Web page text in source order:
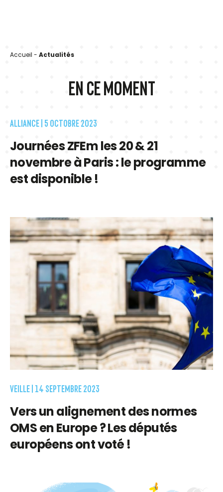
Accueil - Actualités
EN CE MOMENT
ALLIANCE | 5 OCTOBRE 2023
Journées ZFEm les 20 & 21
novembre à Paris : le programme
est disponible !
VEILLE | 14 SEPTEMBRE 2023
Vers un alignement des normes
OMS en Europe ? Les députés
européens ont voté !